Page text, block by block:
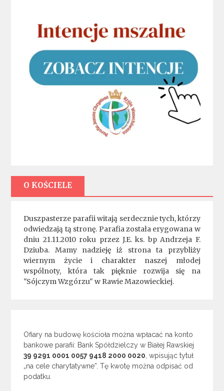
O KOŚCIELE
Duszpasterze parafii witają serdecznie tych, którzy
odwiedzają tą stronę. Parafia została erygowana w
dniu 21.11.2010 roku przez J.E. ks. bp Andrzeja F.
Dziuba. Mamy nadzieję iż strona ta przybliży
wiernym życie i charakter naszej młodej
wspólnoty, która tak pięknie rozwija się na
"Sójczym Wzgórzu" w Rawie Mazowieckiej.
Ofiary na budowę kościoła można wpłacać na konto
bankowe parafii: Bank Spółdzielczy w Białej Rawskiej
39 9291 0001 0057 9418 2000 0020 , wpisując tytuł
„na cele charytatywne”. Tę kwotę można odpisać od
podatku.